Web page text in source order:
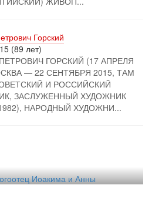
Горский
(89 лет)
ГОРСКИЙ (17 АПРЕЛЯ
— 22 СЕНТЯБРЯ 2015, ТАМ
И РОССИЙСКИЙ
ЗАСЛУЖЕННЫЙ ХУДОЖНИК
НАРОДНЫЙ ХУДОЖНИ...
Иоакима и Анны